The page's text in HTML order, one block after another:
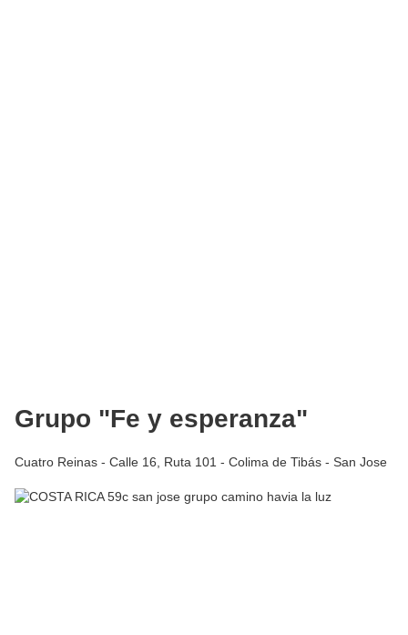
Grupo "Fe y esperanza"
Cuatro Reinas - Calle 16, Ruta 101 - Colima de Tibás - San Jose